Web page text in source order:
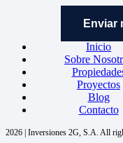
Enviar
Inicio
Sobre
Proyectos
Blog
Contacto
2026 | Inversiones 2G, S.A. All